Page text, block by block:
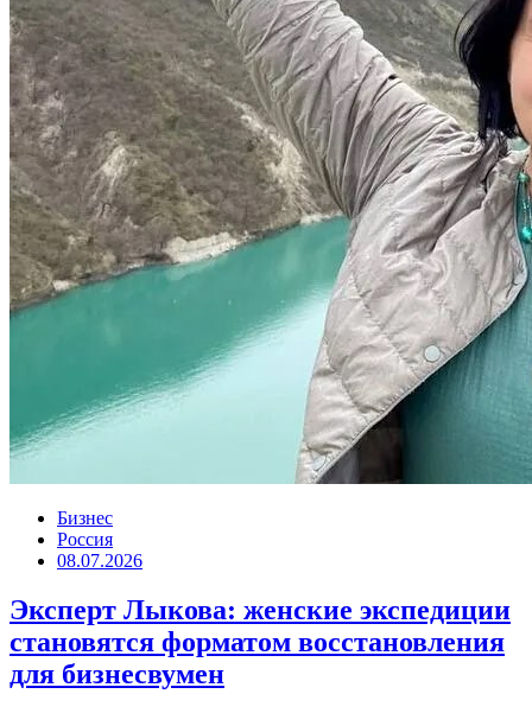
Бизнес
Россия
08.07.2026
Эксперт Лыкова: женские экспедиции
становятся форматом восстановления
для бизнесвумен